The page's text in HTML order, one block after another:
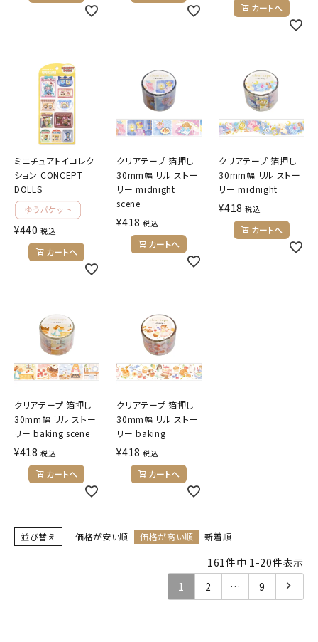
カートへ
ミニチュアトイコレク
ション CONCEPT
DOLLS
¥440 税込
カートへ
クリアテープ 箔押し
30mm幅 リル ストー
リー midnight
scene
¥418 税込
カートへ
クリアテープ 箔押し
30mm幅 リル ストー
リー midnight
¥418 税込
カートへ
クリアテープ 箔押し
30mm幅 リル ストー
リー baking scene
¥418 税込
カートへ
クリアテープ 箔押し
30mm幅 リル ストー
リー baking
¥418 税込
カートへ
並び替え 価格が安い順 価格が高い順 新着順
161件中 1 -20件表示
1
2 … 9